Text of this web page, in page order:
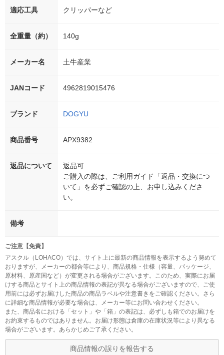
適応工具 クリッパーなど
全重量（約） 140g
メーカー名 土牛産業
JANコード 4962819015476
ブランド DOGYU
商品番号 APX9382
返品について
返品可
ご購入の際は、ご利用ガイド「返品・交換につ
いて」を必ずご確認の上、お申し込みくださ
い。
備考
ご注意【免責】
アスクル（LOHACO）では、サイト上に最新の商品情報を表示するよう努めて
おりますが、メーカーの都合等により、商品規格・仕様（容量、パッケージ、
原材料、原産国など）が変更される場合がございます。このため、実際にお届
けする商品とサイト上の商品情報の表記が異なる場合がございますので、ご使
用前には必ずお届けした商品の商品ラベルや注意書きをご確認ください。さら
に詳細な商品情報が必要な場合は、メーカー等にお問い合わせください。
また、商品名における「セット」や「箱」の表記は、必ずしも箱でのお届けを
お約束するものではありません。お届け形態は倉庫の在庫状況等により異なる
場合がございます。あらかじめご了承ください。
商品情報の誤りを報告する